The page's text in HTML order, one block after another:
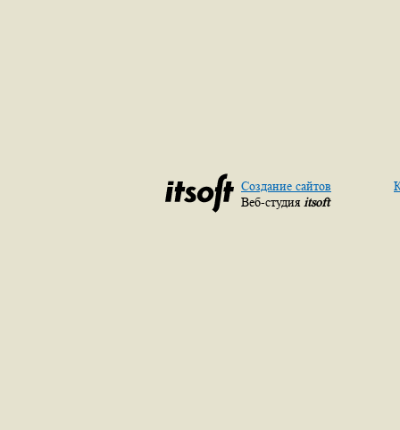
Создание сайтов
Веб-студия itsoft